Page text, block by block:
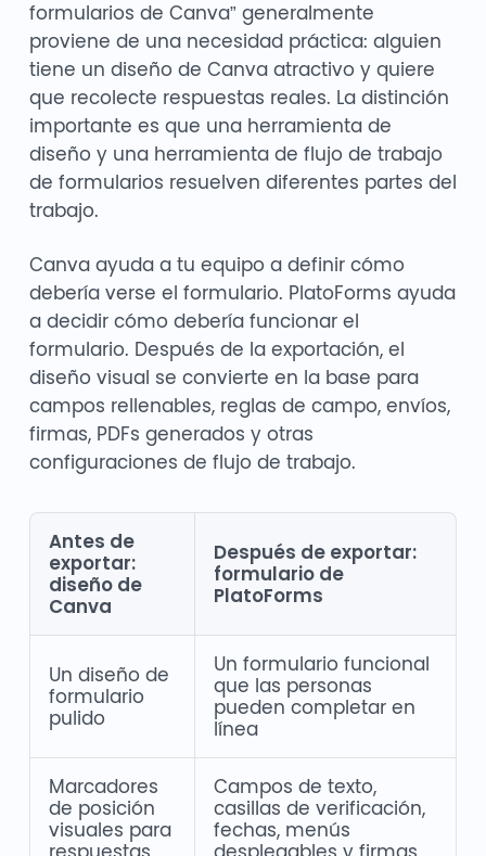
formularios de Canva” generalmente
proviene de una necesidad práctica: alguien
tiene un diseño de Canva atractivo y quiere
que recolecte respuestas reales. La distinción
importante es que una herramienta de
diseño y una herramienta de flujo de trabajo
de formularios resuelven diferentes partes del
trabajo.
Canva ayuda a tu equipo a definir cómo
debería verse el formulario. PlatoForms ayuda
a decidir cómo debería funcionar el
formulario. Después de la exportación, el
diseño visual se convierte en la base para
campos rellenables, reglas de campo, envíos,
firmas, PDFs generados y otras
configuraciones de flujo de trabajo.
Antes de
exportar:
diseño de
Canva
Después de exportar:
formulario de
PlatoForms
Un diseño de
formulario
pulido
Un formulario funcional
que las personas
pueden completar en
línea
Marcadores
de posición
visuales para
Campos de texto,
casillas de verificación,
fechas, menús